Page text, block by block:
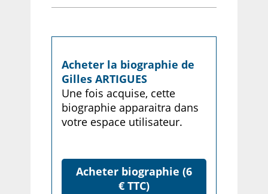
Acheter la biographie de
Gilles ARTIGUES
Une fois acquise, cette
biographie apparaitra dans
votre espace utilisateur.
Acheter biographie (6
€ TTC)